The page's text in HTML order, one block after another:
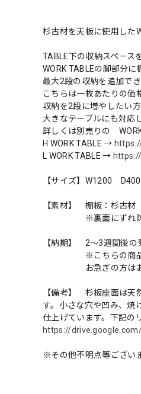
杉古材を天板に使用した
TABLE下の収納スペース
WORK TABLEの脚部分に
最大2段の収納を追加でき
こちらは一枚あたりの価
収納を2段に増やしたい
大きなテーブルにも対応
詳しくは別売りの
H WORK TABLE →
L WORK TABLE →
【サイズ】W1200
【素材】 棚板：杉古材
※裏面にずれ防止の
【納期】 2～3週間後
※こちらの商品は
お急ぎの方はお問
【備考】 杉板座面は天
す。小さな穴や凹み、焼
仕上げています。下記の
https://
※その他不明点等ござい